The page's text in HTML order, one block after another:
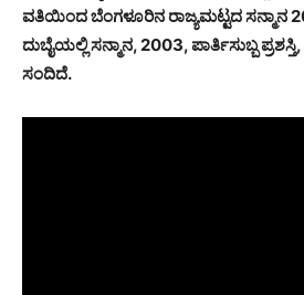
ವತಿಯಿಂದ ಬೆಂಗಳೂರಿನ ರಾಜ್ಯಮಟ್ಟದ ಸನ್ಮಾನ
ದುಬೈಯಲ್ಲಿ ಸನ್ಮಾನ, 2003, ಪಾರ್ತಿಸುಬ್ಬ
ಸಂದಿದೆ.